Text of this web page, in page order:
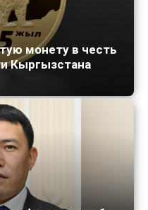
монету в честь
Кыргызстана